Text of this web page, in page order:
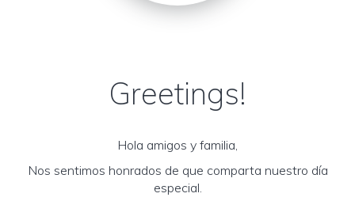
Greetings!
Hola amigos y familia,
Nos sentimos honrados de que comparta nuestro día
especial.